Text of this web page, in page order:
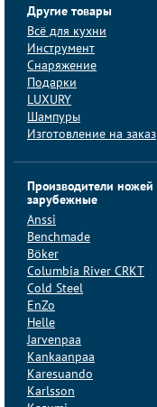
Другие товары
Всё для кухни
Инструмент
Снаряжение
Подарки
LUXURY
Шампуры
Изготовление на заказ
Производители ножей
зарубежные
Anssi
Benchmade
Böker
Columbia River CRKT
Cold Steel
EnZo
Helle
Jarvenpaa
Kankaanpaa
Karesuando
Karlsson